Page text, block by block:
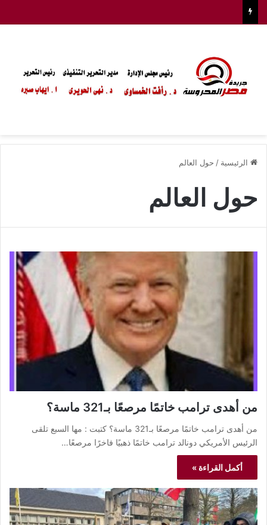
الرئيسية / حول العالم
حول العالم
من أهدى ترامب خاتمًا مرصعًا بـ321 ماسة؟
من أهدى ترامب خاتمًا مرصعًا بـ321 ماسة؟ كتبت : مها السبع تلقى
الرئيس الأمريكي دونالد ترامب خاتمًا ذهبيًا فاخرًا مرصعًا…
أكمل القراءة »